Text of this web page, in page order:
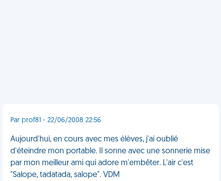
Par prof81 - 22/06/2008 22:56
Aujourd'hui, en cours avec mes élèves, j'ai oublié
d'éteindre mon portable. Il sonne avec une sonnerie mise
par mon meilleur ami qui adore m'embêter. L'air c'est
"Salope, tadatada, salope". VDM